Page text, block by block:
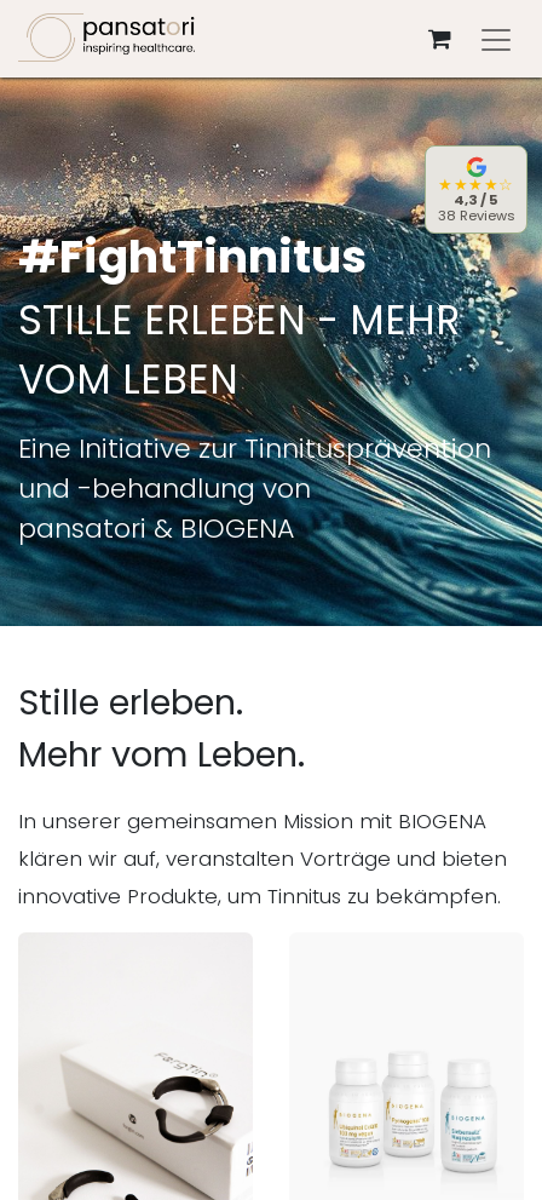
Zum Inhalt springen
#FightTinnitus
STILLE ERLEBEN - MEHR
VOM LEBEN
Eine Initiative zur Tinnitusprävention
und -behandlung von
pansatori & BIOGENA
Stille erleben.
Mehr vom Leben.
In unserer gemeinsamen Mission mit BIOGENA
klären wir auf, veranstalten Vorträge und bieten
innovative Produkte, um Tinnitus zu bekämpfen.
★★★★☆
4,3 / 5
38 Reviews